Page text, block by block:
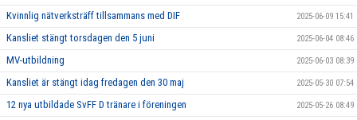
Kvinnlig nätverksträff tillsammans med DIF 2025-06-09 15:41
Kansliet stängt torsdagen den 5 juni 2025-06-04 08:46
MV-utbildning 2025-06-03 08:39
Kansliet är stängt idag fredagen den 30 maj 2025-05-30 07:54
12 nya utbildade SvFF D tränare i föreningen 2025-05-26 08:49